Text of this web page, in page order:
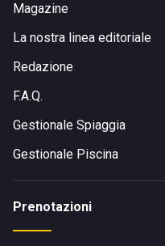
Magazine
La nostra linea editoriale
Redazione
F.A.Q.
Gestionale Spiaggia
Gestionale Piscina
Prenotazioni